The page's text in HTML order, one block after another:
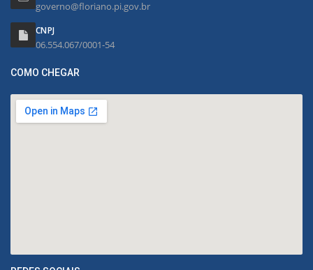
governo@floriano.pi.gov.br
CNPJ
06.554.067/0001-54
COMO CHEGAR